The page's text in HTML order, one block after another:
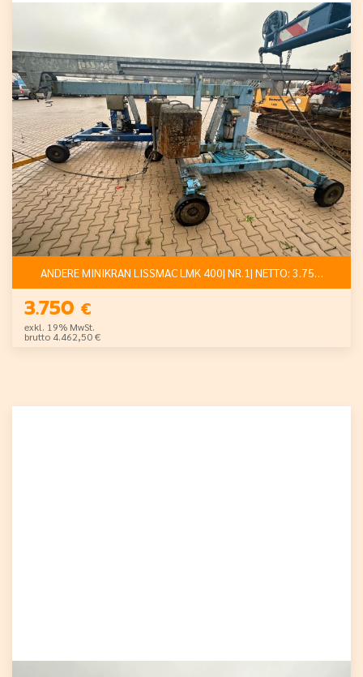
ANDERE MINIKRAN LISSMAC LMK 400| NR.1| NETTO: 3.750 €
3.750 €
exkl. 19% MwSt.
brutto 4.462,50 €